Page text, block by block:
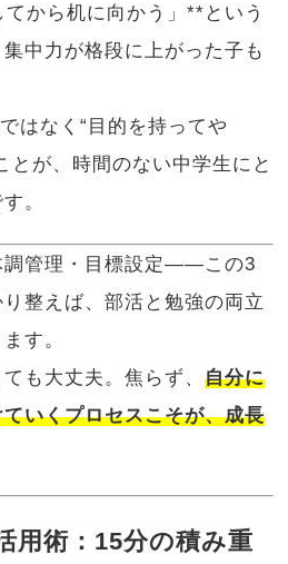
から机に向かう」**という
中力が格段に上がった子も
はなく“目的を持ってや
とが、時間のない中学生にと
。
調管理・目標設定――この3
整えば、部活と勉強の両立
す。
も大丈夫。焦らず、自分に
いくプロセスこそが、成長
用術：15分の積み重